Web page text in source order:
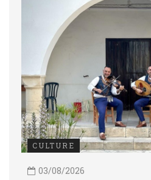
CULTURE
03/08/2026